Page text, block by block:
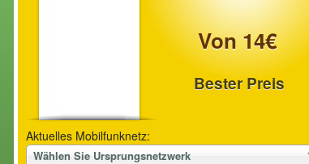
Von 14€
Bester Preis
Aktuelles Mobilfunknetz:
Wählen Sie Ursprungsnetzwerk